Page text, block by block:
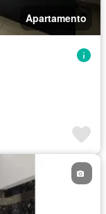
Apartamento